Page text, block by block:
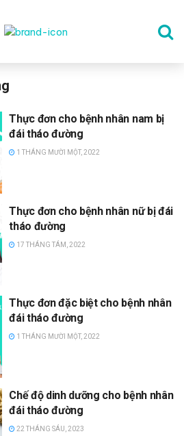
Thực đơn cho bệnh nhân nam bị
đái tháo đường
1 THÁNG MƯỜI MỘT, 2022
Thực đơn cho bệnh nhân nữ bị đái
tháo đường
17 THÁNG TÁM, 2022
Thực đơn đặc biệt cho bệnh nhân
đái tháo đường
1 THÁNG MƯỜI MỘT, 2022
Chế độ dinh dưỡng cho bệnh nhân
đái tháo đường
22 THÁNG SÁU, 2023